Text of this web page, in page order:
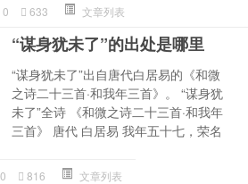
0 633 文章列表
“谋身犹未了”的出处是哪里
“谋身犹未了”出自唐代白居易的《和微
之诗二十三首·和我年三首》。 “谋身犹
未了”全诗 《和微之诗二十三首·和我年
三首》 唐代 白居易 我年五十七，荣名
0 816 文章列表